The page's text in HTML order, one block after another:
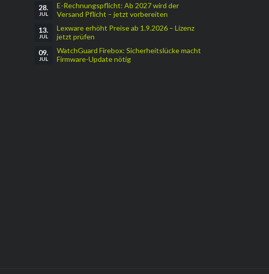
28.
JUL
E-Rechnungspflicht: Ab 2027 wird der
Versand Pflicht – jetzt vorbereiten
13.
JUL
Lexware erhöht Preise ab 1.9.2026 – Lizenz
jetzt prüfen
09.
JUL
WatchGuard Firebox: Sicherheitslücke macht
Firmware-Update nötig